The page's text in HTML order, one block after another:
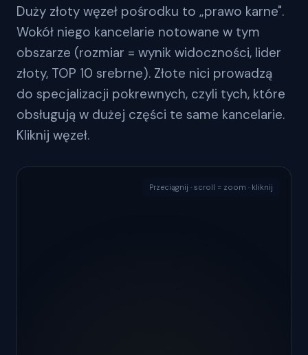
Duży złoty węzeł pośrodku to „prawo karne".
Wokół niego kancelarie notowane w tym
obszarze (rozmiar = wynik widoczności, lider
złoty, TOP 10 srebrne). Złote nici prowadzą
do specjalizacji pokrewnych, czyli tych, które
obsługują w dużej części te same kancelarie.
Kliknij węzeł.
Przeciągnij · scroll = zoom · kliknij